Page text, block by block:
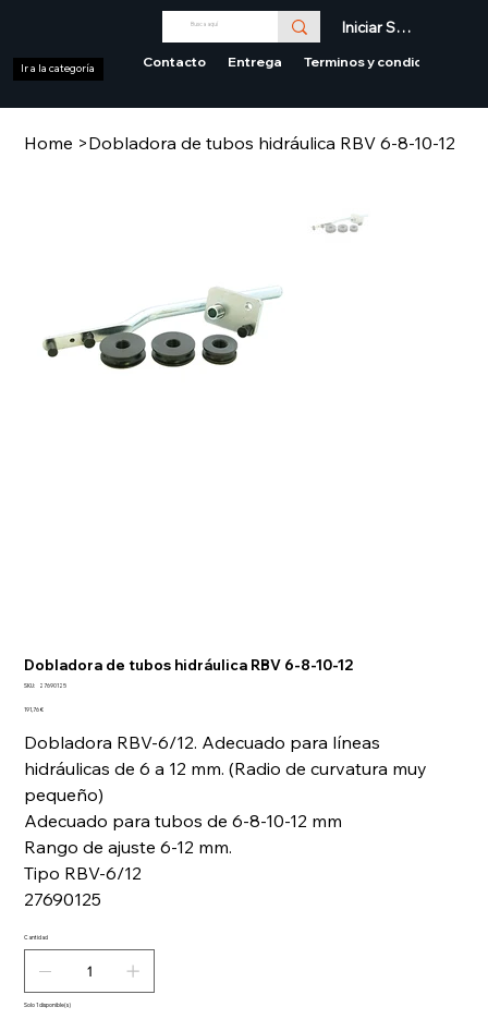
Iniciar Sesión
Contacto Entrega Terminos y condiciones
Ir a la categoría
Home >Dobladora de tubos hidráulica RBV 6-8-10-12
Dobladora de tubos hidráulica RBV 6-8-10-12
SKU:
SKU
27690125
Precio
191,76 €
Dobladora RBV-6/12. Adecuado para líneas
hidráulicas de 6 a 12 mm. (Radio de curvatura muy
pequeño)
Adecuado para tubos de 6-8-10-12 mm
Rango de ajuste 6-12 mm.
Tipo RBV-6/12
27690125
Cantidad
Solo 1 disponible(s)